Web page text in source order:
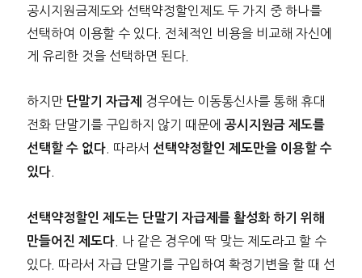
공시지원금제도와 선택약정할인제도 두 가지 중 하나를
선택하여 이용할 수 있다. 전체적인 비용을 비교해 자신에
게 유리한 것을 선택하면 된다.
하지만 단말기 자급제
경우에는 이동통신사를 통해 휴대
전화 단말기를 구입하지 않기 때문에 공시지원금 제도를
선택할 수 없다. 따라서 선택약정할인 제도만을 이용할 수
있다.
선택약정할인 제도는 단말기 자급제를 활성화 하기 위해
만들어진 제도다. 나 같은 경우에 딱 맞는 제도라고 할 수
있다. 따라서 자급 단말기를 구입하여 확정기변을 할 때 선